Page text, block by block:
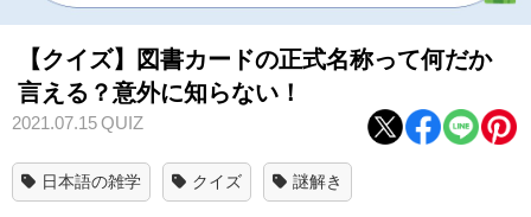
【クイズ】図書カードの正式名称って何だか
言える？意外に知らない！
2021.07.15QUIZ
日本語の雑学 クイズ 謎解き